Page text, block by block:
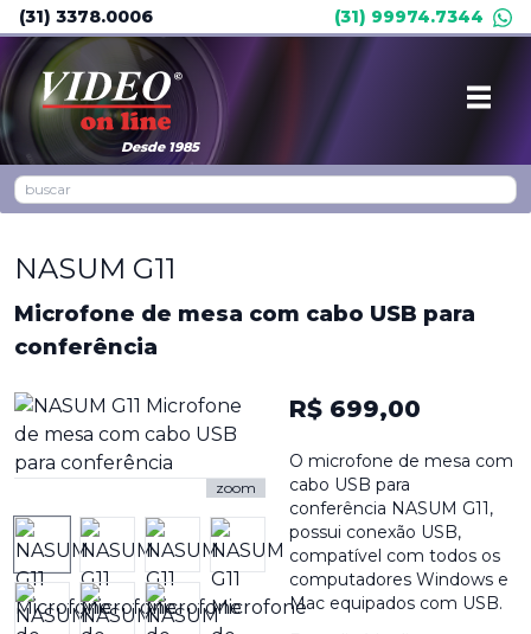
(31) 3378.0006 (31) 99974.7344
Desde 1985
NASUM G11
Microfone de mesa com cabo USB para
conferência
zoom
R$ 699,00
O microfone de mesa com
cabo USB para
conferência NASUM G11,
possui conexão USB,
compatível com todos os
computadores Windows e
Mac equipados com USB.